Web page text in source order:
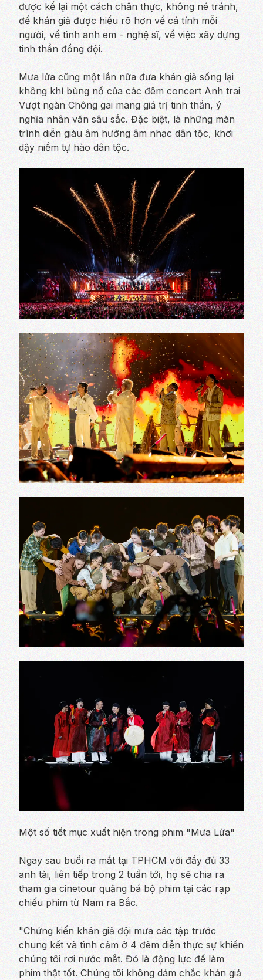
được kể lại một cách chân thực, không né tránh,
để khán giả được hiểu rõ hơn về cá tính mỗi
người, về tình anh em - nghệ sĩ, về việc xây dựng
tinh thần đồng đội.
Mưa lửa cũng một lần nữa đưa khán giả sống lại
không khí bùng nổ của các đêm concert Anh trai
Vượt ngàn Chông gaimang giá trị tinh thần, ý
nghĩa nhân văn sâu sắc. Đặc biệt, là những màn
trình diễn giàu âm hưởng âm nhạc dân tộc, khơi
dậy niềm tự hào dân tộc.
Một số tiết mục xuất hiện trong phim "Mưa Lửa"
Ngay sau buổi ra mắt tại TPHCM với đầy đủ 33
anh tài, liên tiếp trong 2 tuần tới, họ sẽ chia ra
tham gia cinetour quảng bá bộ phim tại các rạp
chiếu phim từ Nam ra Bắc.
"Chứng kiến khán giả đội mưa các tập trước
chung kết và tình cảm ở 4 đêm diễn thực sự khiến
chúng tôi rơi nước mắt. Đó là động lực để làm
phim thật tốt. Chúng tôi không dám chắc khán giả